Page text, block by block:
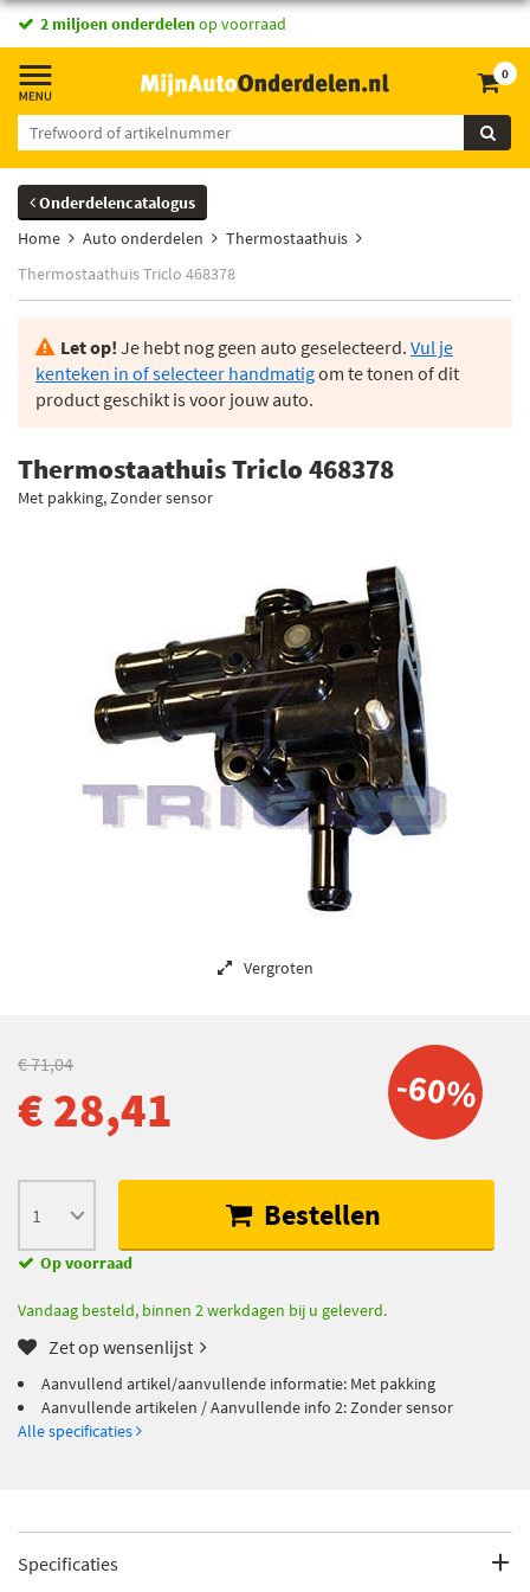
2 miljoen onderdelenop voorraad
0
Onderdelencatalogus
Home
Auto onderdelen
Thermostaathuis
Thermostaathuis Triclo 468378
Let op! Je hebt nog geen auto geselecteerd. Vul je
kenteken in of selecteer handmatigom te tonen of dit
product geschikt is voor jouw auto.
Thermostaathuis Triclo 468378
Met pakking, Zonder sensor
Vergroten
-60%
€ 71,04
€ 28,41
Bestellen
Op voorraad
Vandaag besteld, binnen 2 werkdagen bij u geleverd.
Zet op wensenlijst
Aanvullend artikel/aanvullende informatie: Met pakking
Aanvullende artikelen / Aanvullende info 2: Zonder sensor
Alle specificaties
Specificaties